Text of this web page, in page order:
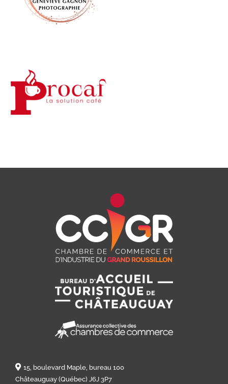
15, boulevard Maple, bureau 100
Châteauguay (Québec) J6J 3P7